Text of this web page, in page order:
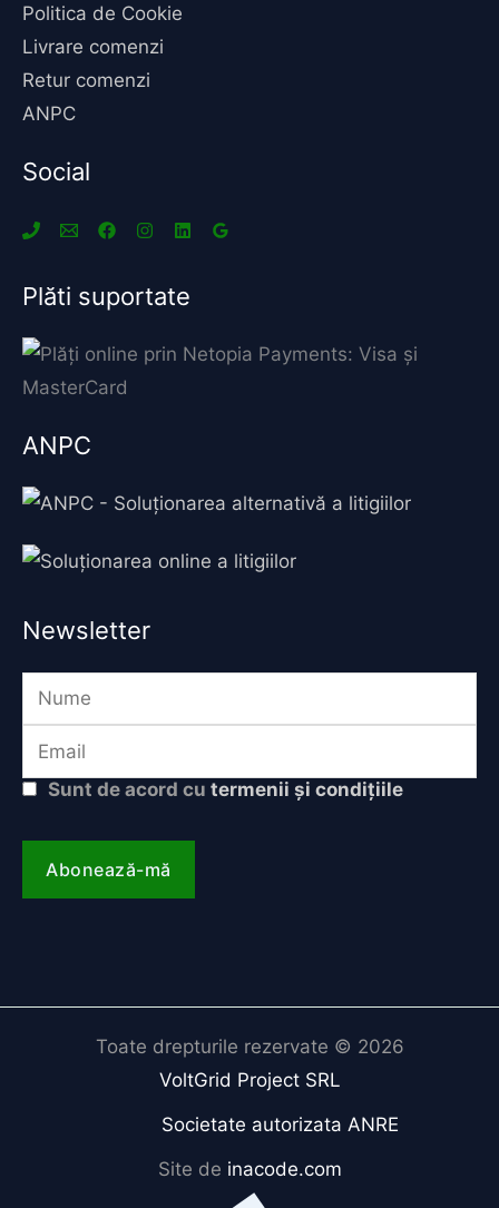
Politica de Cookie
Livrare comenzi
Retur comenzi
ANPC
Social
Plăti suportate
ANPC
Newsletter
Sunt de acord cu termenii și condițiile
Toate drepturile rezervate © 2026
VoltGrid Project SRL
Societate autorizata ANRE
Site de inacode.com